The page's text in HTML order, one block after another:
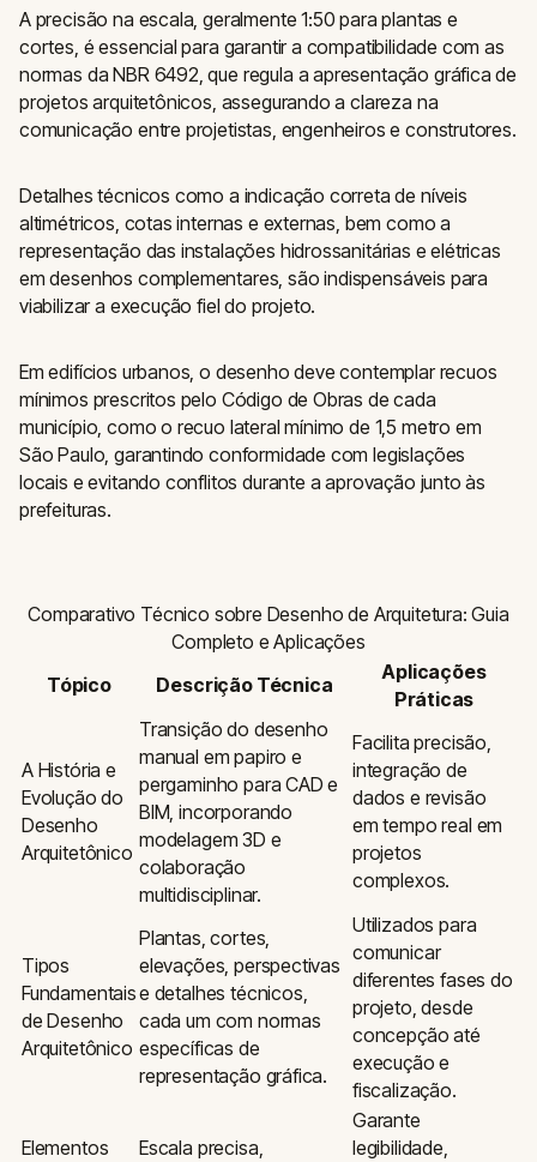
A precisão na escala, geralmente 1:50 para plantas e
cortes, é essencial para garantir a compatibilidade com as
normas da NBR 6492, que regula a apresentação gráfica de
projetos arquitetônicos, assegurando a clareza na
comunicação entre projetistas, engenheiros e construtores.
Detalhes técnicos como a indicação correta de níveis
altimétricos, cotas internas e externas, bem como a
representação das instalações hidrossanitárias e elétricas
em desenhos complementares, são indispensáveis para
viabilizar a execução fiel do projeto.
Em edifícios urbanos, o desenho deve contemplar recuos
mínimos prescritos pelo Código de Obras de cada
município, como o recuo lateral mínimo de 1,5 metro em
São Paulo, garantindo conformidade com legislações
locais e evitando conflitos durante a aprovação junto às
prefeituras.
Comparativo Técnico sobre Desenho de Arquitetura: Guia
Completo e Aplicações
Tópico
Descrição Técnica
Aplicações
Práticas
A História e
Evolução do
Desenho
Arquitetônico
Transição do desenho
manual em papiro e
pergaminho para CAD e
BIM, incorporando
modelagem 3D e
colaboração
multidisciplinar.
Facilita precisão,
integração de
dados e revisão
em tempo real em
projetos
complexos.
Tipos
Fundamentais
de Desenho
Arquitetônico
Plantas, cortes,
elevações, perspectivas
e detalhes técnicos,
cada um com normas
específicas de
representação gráfica.
Utilizados para
comunicar
diferentes fases do
projeto, desde
concepção até
execução e
fiscalização.
Elementos
Escala precisa,
Garante
legibilidade,